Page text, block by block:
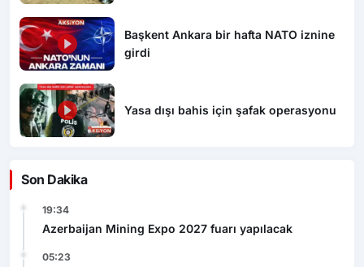
Başkent Ankara bir hafta NATO iznine
girdi
Yasa dışı bahis için şafak operasyonu
Son Dakika
19:34
Azerbaijan Mining Expo 2027 fuarı yapılacak
05:23